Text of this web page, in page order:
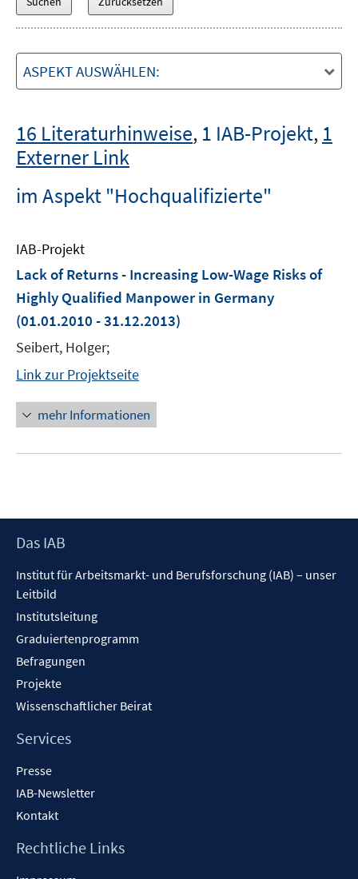
ASPEKT AUSWÄHLEN:
16 Literaturhinweise, 1 IAB-Projekt, 1
Externer Link
im Aspekt "Hochqualifizierte"
IAB-Projekt
Lack of Returns - Increasing Low-Wage Risks of
Highly Qualified Manpower in Germany
(01.01.2010 - 31.12.2013)
Seibert, Holger;
Link zur Projektseite
mehr Informationen
Footer
Das IAB
Institut für Arbeitsmarkt- und Berufsforschung (IAB) – unser
Leitbild
Institutsleitung
Graduiertenprogramm
Befragungen
Projekte
Wissenschaftlicher Beirat
Services
Presse
IAB-Newsletter
Kontakt
Rechtliche Links